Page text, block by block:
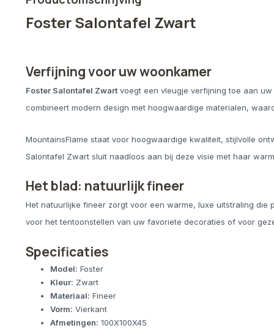
Foster Salontafel Zwart
Verfijning voor uw woonkamer
Foster Salontafel Zwartvoegt een vleugje verfijning toe aan
combineert modern design met hoogwaardige materialen,
MountainsFlame staat voor hoogwaardige kwaliteit, stijlvolle
Salontafel Zwart sluit naadloos aan bij deze visie met haar
Het blad: natuurlijk fineer
Het natuurlijke fineer zorgt voor een warme, luxe uitstraling die
voor het tentoonstellen van uw favoriete decoraties of voor
Specificaties
Model: Foster
Kleur: Zwart
Materiaal: Fineer
Vorm: Vierkant
Afmetingen: 100X100X45